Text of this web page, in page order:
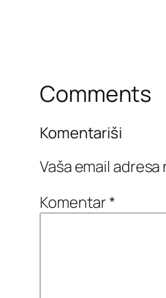
Comments
Komentariši
Vaša email
Komentar*